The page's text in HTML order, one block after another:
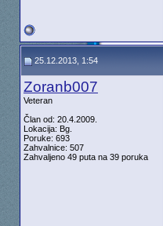
25.12.2013, 1:54
Zoranb007
Veteran
Član od: 20.4.2009.
Lokacija: Bg.
Poruke: 693
Zahvalnice: 507
Zahvaljeno 49 puta na 39 poruka